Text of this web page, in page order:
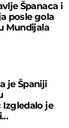
Španaca i
posle gola
Mundijala
je Španiji
je